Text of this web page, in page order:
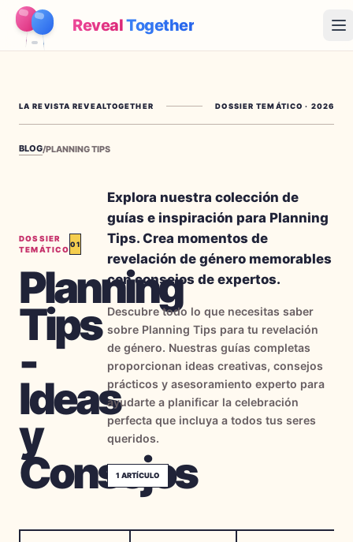
RevealTogether
Demo
Juegos
Precios
Planear la fiesta
Juegos, imprimibles e ideas prácticas gratis
Kit imprimible gratis Gratis
Herramientas Gratis
Temas
Iniciar Sesión
Comenzar
LA REVISTA REVEALTOGETHER DOSSIER TEMÁTICO · 2026
BLOG/PLANNING TIPS
DOSSIER
TEMÁTICO
01
Planning
Tips
-
Ideas
y
Consejos
Explora nuestra colección de
guías e inspiración para Planning
Tips. Crea momentos de
revelación de género memorables
con consejos de expertos.
Descubre todo lo que necesitas saber
sobre Planning Tips para tu revelación
de género. Nuestras guías completas
proporcionan ideas creativas, consejos
prácticos y asesoramiento experto para
ayudarte a planificar la celebración
perfecta que incluya a todos tus seres
queridos.
1 ARTÍCULO